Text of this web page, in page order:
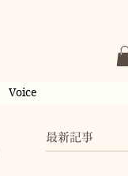
Voice
最新記事